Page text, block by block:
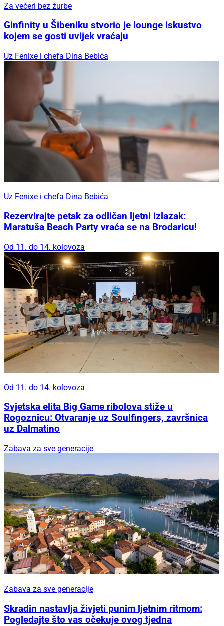
Za večeri bez žurbe
Ginfinity u Šibeniku stvorio je lounge iskustvo
kojem se gosti uvijek vraćaju
Uz Fenixe i chefa Dina Bebića
Uz Fenixe i chefa Dina Bebića
Rezervirajte petak za odličan ljetni izlazak:
Maratuša Beach Party vraća se na Brodaricu!
Od 11. do 14. kolovoza
Od 11. do 14. kolovoza
Svjetska elita Big Game ribolova stiže u
Rogoznicu: Otvaranje uz Soulfingers, završnica
uz Dalmatino
Zabava za sve generacije
Zabava za sve generacije
Skradin nastavlja živjeti punim ljetnim ritmom:
Pogledajte što vas očekuje ovog tjedna